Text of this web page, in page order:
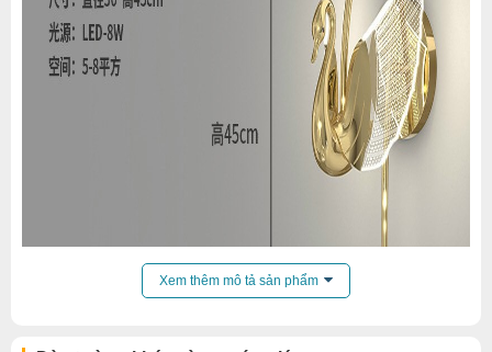
Xem thêm mô tả sản phẩm